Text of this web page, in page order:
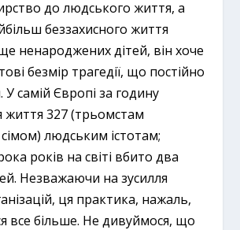
до людського життя, а
беззахисного життя
ненароджених дітей, він хоче
безмір трагедії, що постійно
У самій Європі за годину
життя 327 (трьомстам
людським істотам;
років на світі вбито два
Незважаючи на зусилля
ця практика, нажаль,
все більше. Не дивуймося, що